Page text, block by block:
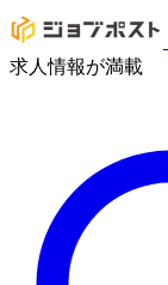
求人情報が満載